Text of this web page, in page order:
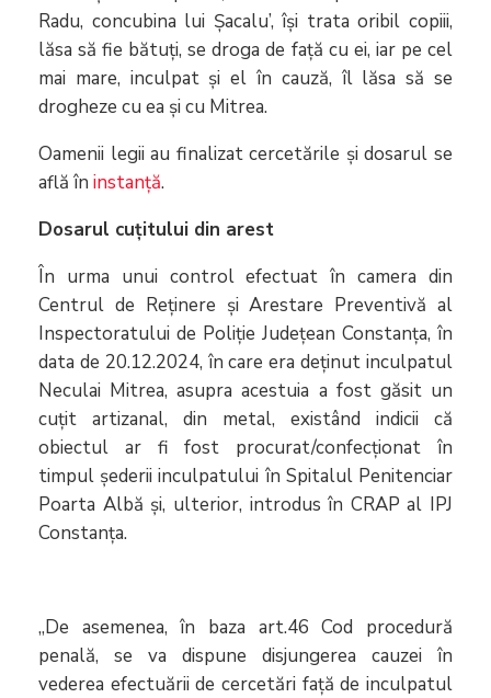
Radu, concubina lui Șacalu’, își trata oribil copiii,
lăsa să fie bătuți, se droga de față cu ei, iar pe cel
mai mare, inculpat și el în cauză, îl lăsa să se
drogheze cu ea și cu Mitrea.
Oamenii legii au finalizat cercetările și dosarul se
află în instanță.
Dosarul cuțitului din arest
În urma unui control efectuat în camera din
Centrul de Reținere și Arestare Preventivă al
Inspectoratului de Poliție Județean Constanța, în
data de 20.12.2024, în care era deținut inculpatul
Neculai Mitrea, asupra acestuia a fost găsit un
cuțit artizanal, din metal, existând indicii că
obiectul ar fi fost procurat/confecționat în
timpul șederii inculpatului în Spitalul Penitenciar
Poarta Albă și, ulterior, introdus în CRAP al IPJ
Constanța.
„De asemenea, în baza art.46 Cod procedură
penală, se va dispune disjungerea cauzei în
vederea efectuării de cercetări față de inculpatul